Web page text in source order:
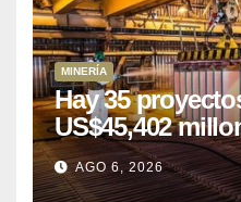
MINERÍA
Hay 35
US$45,402
puede
AGO 6, 2026